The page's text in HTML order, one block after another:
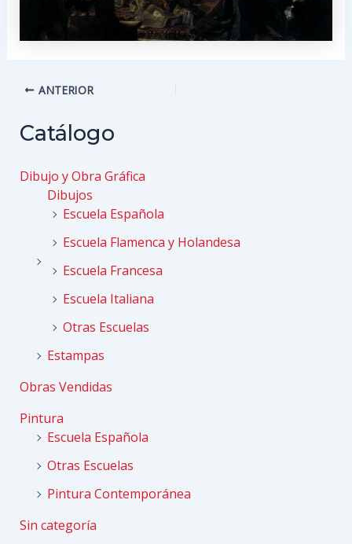
Navegación
entradas
ANTERIOR
Catálogo
Dibujo y Obra Gráfica
Dibujos
Escuela Española
Escuela Flamenca y Holandesa
Escuela Francesa
Escuela Italiana
Otras Escuelas
Estampas
Obras Vendidas
Pintura
Escuela Española
Otras Escuelas
Pintura Contemporánea
Sin categoría